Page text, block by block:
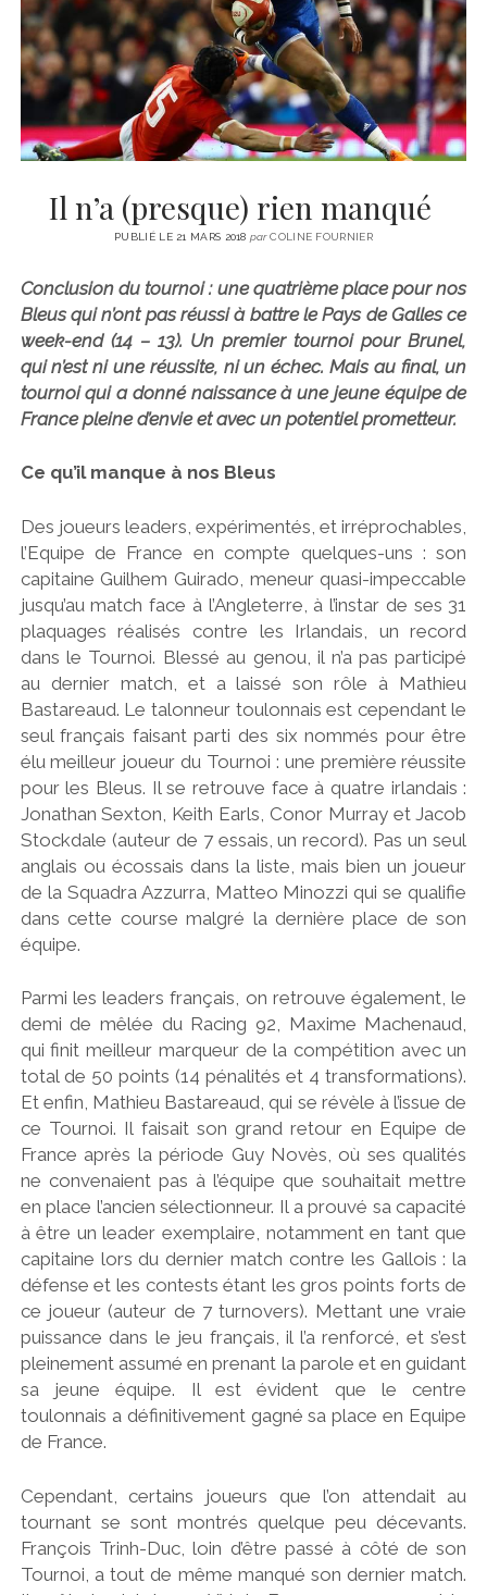
CINÉMA
LITTÉRATURE
ÉCONOMIE
SPORT
MÉDIAS
SANTÉ
instagram
emailemail-
form
Il n’a (presque) rien manqué
PUBLIÉ LE 21 MARS 2018parCOLINE FOURNIER
Conclusion du tournoi : une quatrième place pour nos
Bleus qui n’ont pas réussi à battre le Pays de Galles ce
week-end (14 – 13). Un premier tournoi pour Brunel,
qui n’est ni une réussite, ni un échec. Mais au final, un
tournoi qui a donné naissance à une jeune équipe de
France pleine d’envie et avec un potentiel prometteur.
Ce qu’il manque à nos Bleus
Des joueurs leaders, expérimentés, et irréprochables,
l’Equipe de France en compte quelques-uns : son
capitaine Guilhem Guirado, meneur quasi-impeccable
jusqu’au match face à l’Angleterre, à l’instar de ses 31
plaquages réalisés contre les Irlandais, un record
dans le Tournoi. Blessé au genou, il n’a pas participé
au dernier match, et a laissé son rôle à Mathieu
Bastareaud. Le talonneur toulonnais est cependant le
seul français faisant parti des six nommés pour être
élu meilleur joueur du Tournoi : une première réussite
pour les Bleus. Il se retrouve face à quatre irlandais :
Jonathan Sexton, Keith Earls, Conor Murray et Jacob
Stockdale (auteur de 7 essais, un record). Pas un seul
anglais ou écossais dans la liste, mais bien un joueur
de la Squadra Azzurra, Matteo Minozzi qui se qualifie
dans cette course malgré la dernière place de son
équipe.
Parmi les leaders français, on retrouve également, le
demi de mêlée du Racing 92, Maxime Machenaud,
qui finit meilleur marqueur de la compétition avec un
total de 50 points (14 pénalités et 4 transformations).
Et enfin, Mathieu Bastareaud, qui se révèle à l’issue de
ce Tournoi. Il faisait son grand retour en Equipe de
France après la période Guy Novès, où ses qualités
ne convenaient pas à l’équipe que souhaitait mettre
en place l’ancien sélectionneur. Il a prouvé sa capacité
à être un leader exemplaire, notamment en tant que
capitaine lors du dernier match contre les Gallois : la
défense et les contests étant les gros points forts de
ce joueur (auteur de 7 turnovers). Mettant une vraie
puissance dans le jeu français, il l’a renforcé, et s’est
pleinement assumé en prenant la parole et en guidant
sa jeune équipe. Il est évident que le centre
toulonnais a définitivement gagné sa place en Equipe
de France.
Cependant, certains joueurs que l’on attendait au
tournant se sont montrés quelque peu décevants.
François Trinh-Duc, loin d’être passé à côté de son
Tournoi, a tout de même manqué son dernier match.